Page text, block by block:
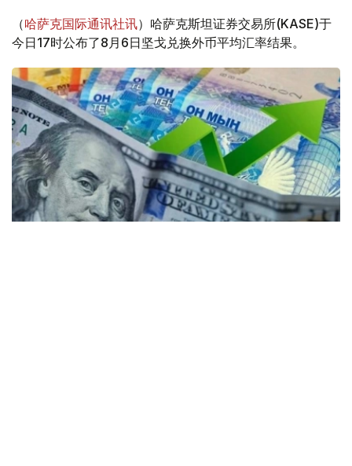
（哈萨克国际通讯社讯）哈萨克斯坦证券交易所(KASE)于
今日17时公布了8月6日坚戈兑换外币平均汇率结果。